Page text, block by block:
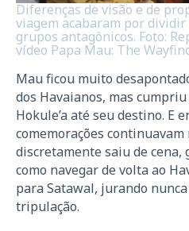
Diferenças de visão e de
viagem acabaram por
grupos antagônicos. Foto:
vídeo Papa Mau: The
Mau ficou muito
dos Havaianos, mas
Hokule’a até seu destino. E
comemorações
discretamente saiu de
como navegar de volta ao
para Satawal, jurando
tripulação.